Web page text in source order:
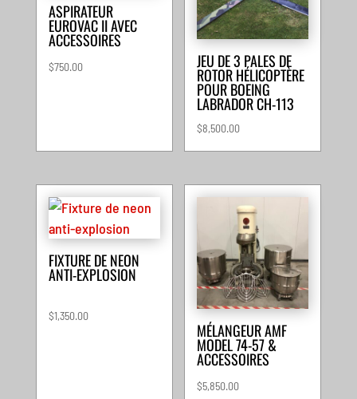
ASPIRATEUR
EUROVAC II AVEC
ACCESSOIRES
$750.00 JEU DE 3 PALES DE
ROTOR HÉLICOPTÈRE
POUR BOEING
LABRADOR CH-113
$8,500.00
FIXTURE DE NEON
ANTI-EXPLOSION
$1,350.00
MÉLANGEUR AMF
MODEL 74-57 &
ACCESSOIRES
$5,850.00